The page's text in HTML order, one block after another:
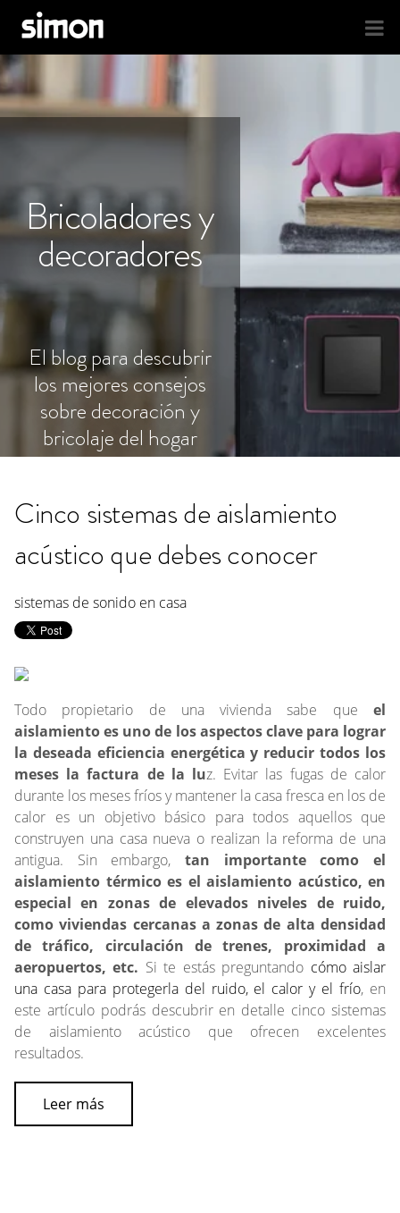
Bricoladores y
decoradores
El blog para descubrir
los mejores consejos
sobre decoración y
bricolaje del hogar
Cinco sistemas de aislamiento
acústico que debes conocer
sistemas de sonido en casa
Todo propietario de una vivienda sabe que el
aislamiento es uno de los aspectos clave para lograr
la deseada eficiencia energética y reducir todos los
meses la factura de la luz. Evitar las fugas de calor
durante los meses fríos y mantener la casa fresca en los de
calor es un objetivo básico para todos aquellos que
construyen una casa nueva o realizan la reforma de una
antigua. Sin embargo, tan importante como el
aislamiento térmico es el aislamiento acústico, en
especial en zonas de elevados niveles de ruido,
como viviendas cercanas a zonas de alta densidad
de tráfico, circulación de trenes, proximidad a
aeropuertos, etc. Si te estás preguntando cómo aislar
una casa para protegerla del ruido, el calor y el frío, en
este artículo podrás descubrir en detalle cinco sistemas
de aislamiento acústico que ofrecen excelentes
resultados.
Leer más